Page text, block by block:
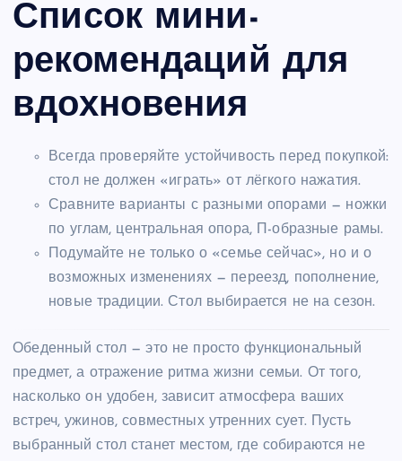
Список мини-
рекомендаций для
вдохновения
Всегда проверяйте устойчивость перед покупкой:
стол не должен «играть» от лёгкого нажатия.
Сравните варианты с разными опорами — ножки
по углам, центральная опора, П-образные рамы.
Подумайте не только о «семье сейчас», но и о
возможных изменениях — переезд, пополнение,
новые традиции. Стол выбирается не на сезон.
Обеденный стол — это не просто функциональный
предмет, а отражение ритма жизни семьи. От того,
насколько он удобен, зависит атмосфера ваших
встреч, ужинов, совместных утренних сует. Пусть
выбранный стол станет местом, где собираются не